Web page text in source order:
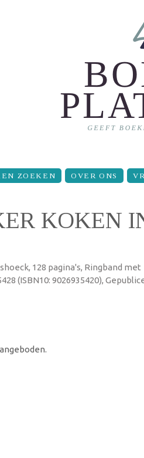
ZOEKEN OVER ONS
KOKEN
128 pagina's, Ringband met
(ISBN10: 9026935420),